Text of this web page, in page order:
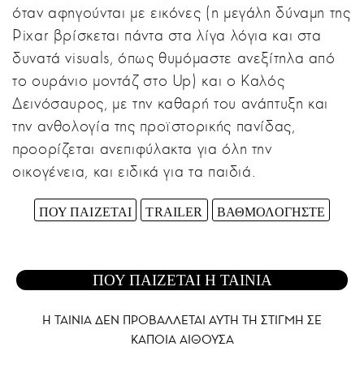
όταν αφηγούνται με εικόνες (η μεγάλη δύναμη της
Pixar βρίσκεται πάντα στα λίγα λόγια και στα
δυνατά visuals, όπως θυμόμαστε ανεξίτηλα από
το ουράνιο μοντάζ στο Up) και ο Καλός
Δεινόσαυρος, με την καθαρή του ανάπτυξη και
την ανθολογία της προϊστορικής πανίδας,
προορίζεται ανεπιφύλακτα για όλη την
οικογένεια, και ειδικά για τα παιδιά.
ΠΟΥ ΠΑΙΖΕΤΑΙ TRAILER ΒΑΘΜΟΛΟΓΗΣΤΕ
ΠΟΥ ΠΑΙΖΕΤΑΙ Η ΤΑΙΝΙΑ
Η ΤΑΙΝΙΑ ΔΕΝ ΠΡΟΒΑΛΛΕΤΑΙ AYTH ΤΗ ΣΤΙΓΜΗ ΣΕ
ΚΑΠΟΙΑ ΑΙΘΟΥΣΑ